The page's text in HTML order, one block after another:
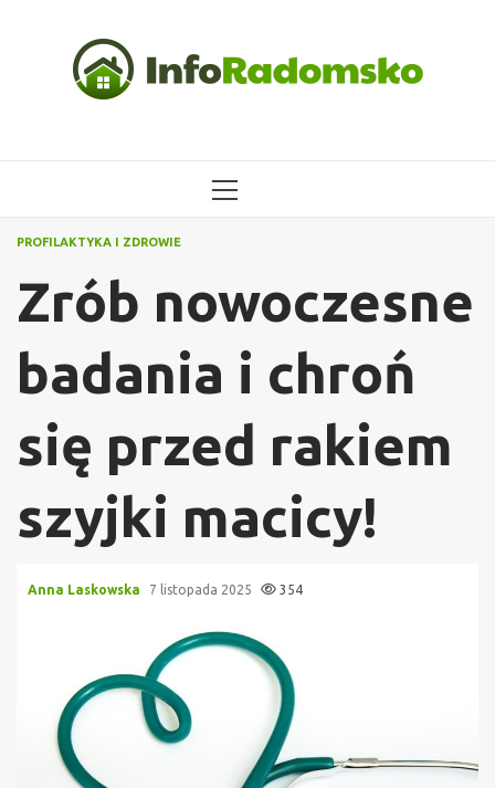
MENU
PROFILAKTYKA I ZDROWIE
Zrób nowoczesne
badania i chroń
się przed rakiem
szyjki macicy!
Anna Laskowska 7 listopada 2025 354